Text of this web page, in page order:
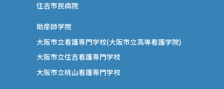
住吉市民病院
助産師学院
大阪市立看護専門学校(大阪市立高等看護学院)
大阪市立住吉看護専門学校
大阪市立桃山看護専門学校